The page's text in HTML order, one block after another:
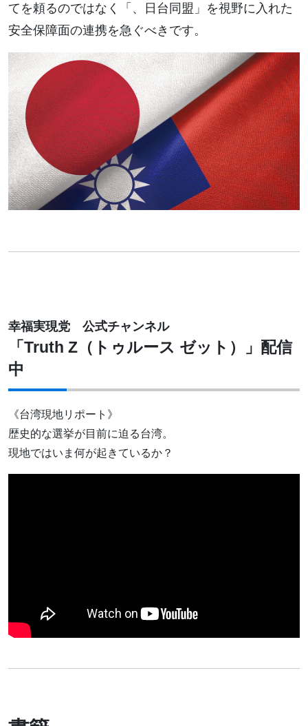
てを頼るのではなく「、日台同盟」を視野に入れた
安全保障面の連携を急ぐべきです。
幸福実現党 公式チャンネル
「Truth Z（トゥルース ゼット）」配信
中
《台湾現地リポート》
歴史的な選挙が目前に迫る台湾。
現地ではいま何が起きているか？